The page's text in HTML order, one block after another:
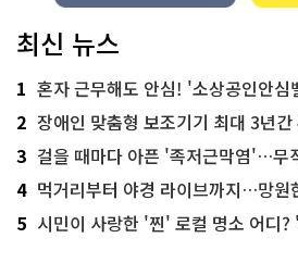
최신 뉴스
1 혼자 근무해도 안심! '소상공인안심
2 장애인 맞춤형 보조기기 최대 3년간 무
3 걸을 때마다 아픈 '족저근막염'…무작정
4 먹거리부터 야경 라이브까지…망원
5 시민이 사랑한 '찐' 로컬 명소 어디? '